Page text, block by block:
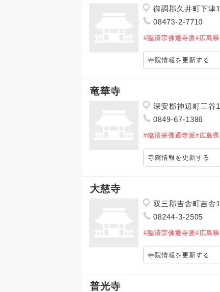
御調郡久井町下津
08473-2-7710
#臨済宗佛通寺派#広島県
寺院情報を更新する
竜華寺
深安郡神辺町三谷
0849-67-1386
#臨済宗佛通寺派#広島県
寺院情報を更新する
大慈寺
双三郡吉舎町吉舎
08244-3-2505
#臨済宗佛通寺派#広島県
寺院情報を更新する
普光寺